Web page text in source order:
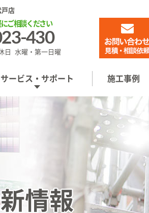
戸店
ご相談ください
430
日 水曜・第一日曜
サービス・サポート 施工事例
情報